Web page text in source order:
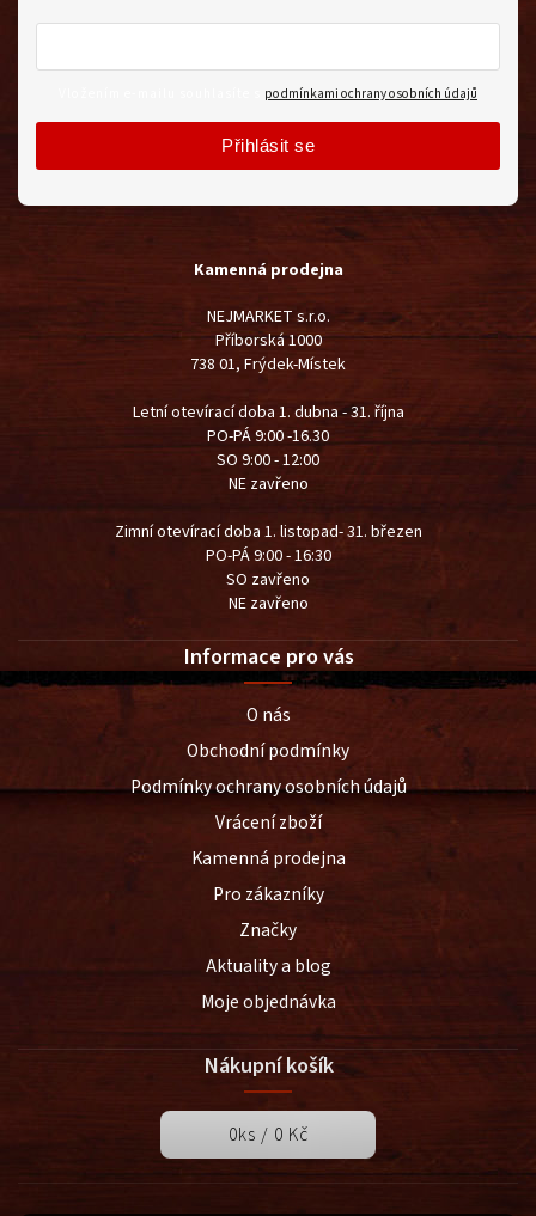
Kamenná prodejna
NEJMARKET s.r.o.
Příborská 1000
738 01, Frýdek-Místek
Letní otevírací doba 1. dubna - 31. října
PO-PÁ 9:00 -16.30
SO 9:00 - 12:00
NE zavřeno
Zimní otevírací doba 1. listopad- 31. březen
PO-PÁ 9:00 - 16:30
SO zavřeno
NE zavřeno
Informace pro vás
O nás
Obchodní podmínky
Podmínky ochrany osobních údajů
Vrácení zboží
Kamenná prodejna
Pro zákazníky
Značky
Aktuality a blog
Moje objednávka
Nákupní košík
0ks / 0 Kč
podmínkami ochrany osobních údajů
Přihlásit se